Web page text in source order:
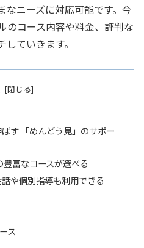
なニーズに対応可能です。今
のコース内容や料金、評判な
ていきます。
す 「めんどう見」のサポー
富なコースが選べる
や個別指導も利用できる
ス